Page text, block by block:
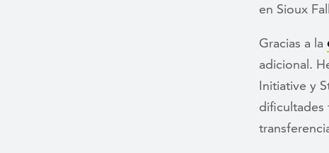
en Sioux
Gracias a la
adicional.
Initiative y
dificultades